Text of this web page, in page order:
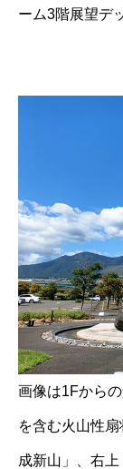
ーム3階展望デ
画像は1Fから
を含む火山性
成新山」、右